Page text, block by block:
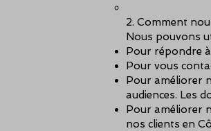
2. Comment
Nous pouvons
Pour répondre
Pour vous
Pour améliorer
audiences. Les
Pour améliorer
nos clients en